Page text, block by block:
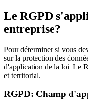
Le RGPD
entreprise?
Pour déterminer si vous
sur la protection des
d'application de la loi. Le
et territorial.
RGPD: Champ